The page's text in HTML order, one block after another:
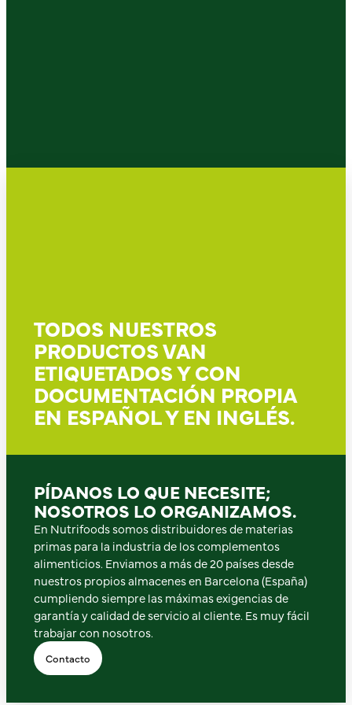
TODOS NUESTROS
PRODUCTOS VAN
ETIQUETADOS Y CON
DOCUMENTACIÓN PROPIA
EN ESPAÑOL Y EN INGLÉS.
PÍDANOS LO QUE NECESITE;
NOSOTROS LO ORGANIZAMOS.
En Nutrifoods somos distribuidores de materias
primas para la industria de los complementos
alimenticios. Enviamos a más de 20 países desde
nuestros propios almacenes en Barcelona (España)
cumpliendo siempre las máximas exigencias de
garantía y calidad de servicio al cliente. Es muy fácil
trabajar con nosotros.
Contacto